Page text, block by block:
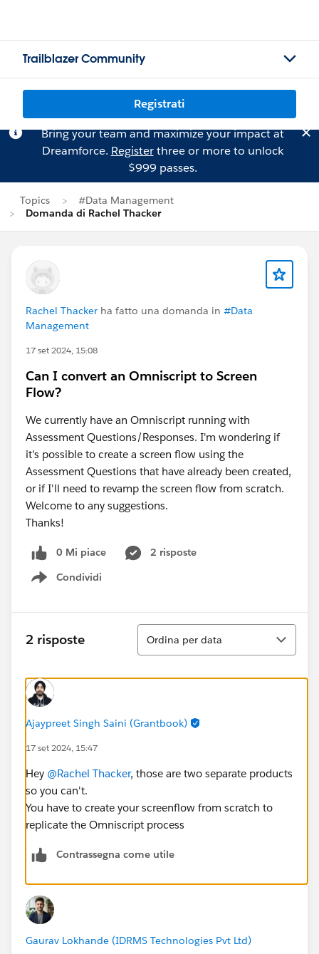
Trailblazer Community
Registrati
Bring your team and maximize your impact at
Dreamforce. Registerthree or more to unlock
$999 passes.
Topics
#Data Management
Domanda di Rachel Thacker
Rachel Thacker ha fatto una domanda in #Data
Management
17 set 2024, 15:08
Can I convert an Omniscript to Screen
Flow?
We currently have an Omniscript running with
Assessment Questions/Responses. I'm wondering if
it's possible to create a screen flow using the
Assessment Questions that have already been created,
or if I'll need to revamp the screen flow from scratch.
Welcome to any suggestions.
Thanks!
0 Mi piace
2 risposte
Condividi
Show menu
2 risposte
Ordina
Ordina per data
Ajaypreet Singh Saini (Grantbook)
17 set 2024, 15:47
Hey @Rachel Thacker, those are two separate products
so you can't.
You have to create your screenflow from scratch to
replicate the Omniscript process
Contrassegna come utile
Gaurav Lokhande (IDRMS Technologies Pvt Ltd)